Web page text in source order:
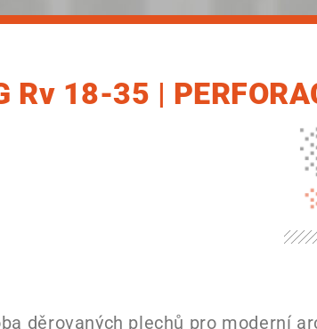
Rv 18-35 |
děrovaných plechů pro moderní